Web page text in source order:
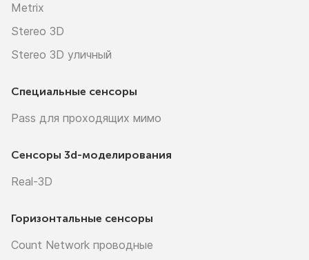
Metrix
Stereo 3D
Stereo 3D уличный
Специальные сенсоры
Pass для проходящих мимо
Сенсоры 3d-моделирования
Real-3D
Горизонтальные сенсоры
Count Network проводные